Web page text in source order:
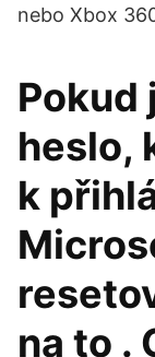
nebo Xbox
Pokud
heslo,
k
na to .